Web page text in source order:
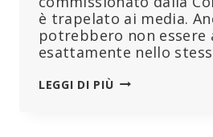
è trapelato ai media.
potrebbero non
esattamente nello
LEGGI DI PIÙSONO